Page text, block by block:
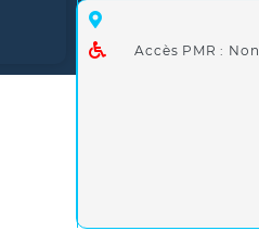
Accès PMR : Non